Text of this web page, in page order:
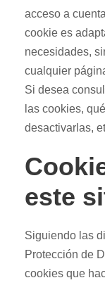
acceso a
cookie es
necesidades,
cualquier
Si desea
las cookies,
desactivarlas,
este
Siguiendo las
Protección de
cookies que